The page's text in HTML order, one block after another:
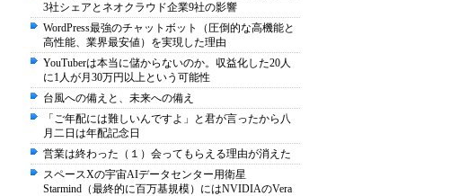
3社シェアとネオクラウド企業9社の影響
WordPress最強のチャットボット（圧倒的な高機能と
高性能、業界最安値）を実現した理由
YouTuberは本当に儲からないのか。収益化した20人
に1人が月30万円以上という可能性
台風への備えと、未来への備え
「ご年配には難しいんですよ」と君が言ったから八
月二日は年配記念日
営業は終わった（１）会ってもらえる理由が消えた
スペースXの宇宙AIデータセンター用衛星
Starmind（最終的に百万基規模）にはNVIDIAのVera